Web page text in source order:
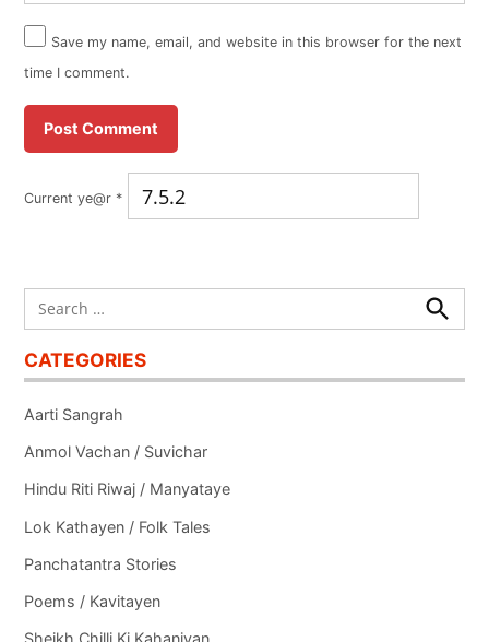
Save my name, email, and website in this browser for the next
time I comment.
Current ye@r *
Search
for:
Search
CATEGORIES
Aarti Sangrah
Anmol Vachan / Suvichar
Hindu Riti Riwaj / Manyataye
Lok Kathayen / Folk Tales
Panchatantra Stories
Poems / Kavitayen